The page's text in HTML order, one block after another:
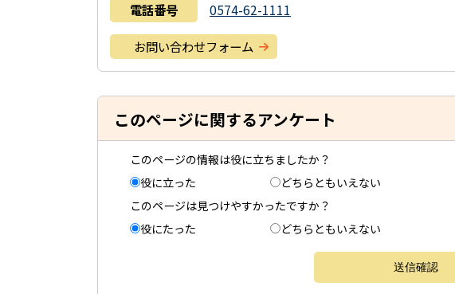
電話番号 0574-62-1111
お問い合わせフォーム
このページに関するアンケート
このページの情報は役に立ちましたか？
役に立った
どちらともいえない
このページは見つけやすかったですか？
役にたった
どちらともいえない